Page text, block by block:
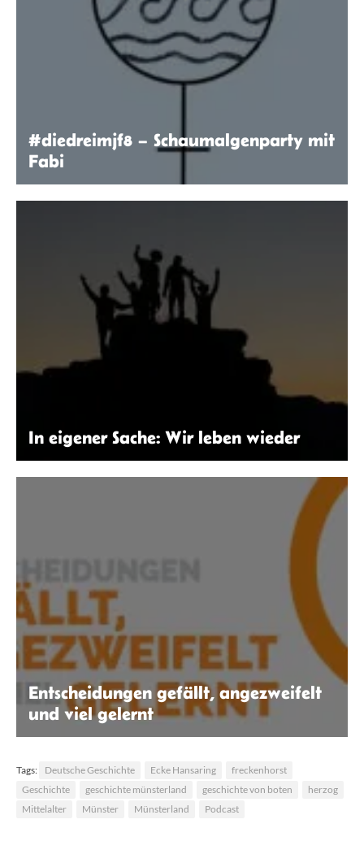
#diedreimjf8 – Schaumalgenparty mit
Fabi
In eigener Sache: Wir leben wieder
Entscheidungen gefällt, angezweifelt
und viel gelernt
Tags: Deutsche Geschichte Ecke Hansaring
freckenhorst
Geschichte
geschichte münsterland geschichte von boten
herzog
Mittelalter
Münster Münsterland Podcast